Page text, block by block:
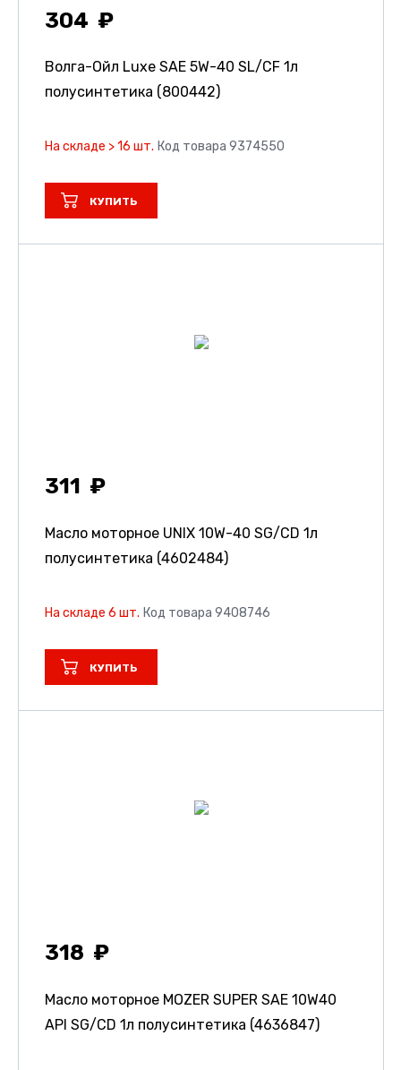
304
Волга-Ойл Luxe SAE 5W-40 SL/CF 1л
полусинтетика (800442)
На складе > 16 шт. Код товара 9374550
КУПИТЬ
311
Масло моторное UNIX 10W-40 SG/CD 1л
полусинтетика (4602484)
На складе 6 шт. Код товара 9408746
КУПИТЬ
318
Масло моторное MOZER SUPER SAE 10W40
API SG/CD 1л полусинтетика (4636847)